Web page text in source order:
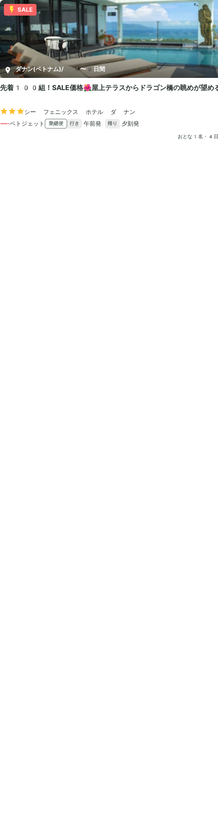
SALE
ダナン(ベトナム)/ 4〜8日間
先着100組！SALE価格🌺屋上テラスからドラゴン橋の眺めが望め
シー フェニックス ホテル ダ ナン
ベトジェット
乗継便 行き 午前発 帰り 夕刻発
おとな1名・4日